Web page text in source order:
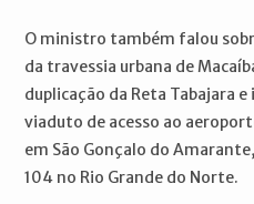
O ministro também falou
da travessia urbana de
duplicação da Reta Tabajara
viaduto de acesso ao
em São Gonçalo do
104 no Rio Grande do Norte.